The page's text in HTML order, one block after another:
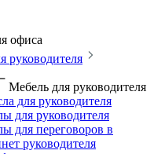
офиса
руководителя
Мебель для руководителя
для руководителя
для руководителя
для переговоров в
руководителя